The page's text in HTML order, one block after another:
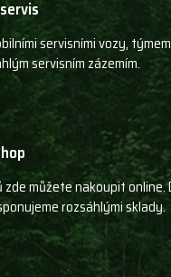
servisními vozy,
servisním zázemím.
můžete nakoupit online.
rozsáhlými sklady.